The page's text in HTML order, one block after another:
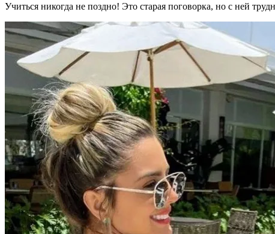
Учиться никогда не поздно! Это старая поговорка, но с ней